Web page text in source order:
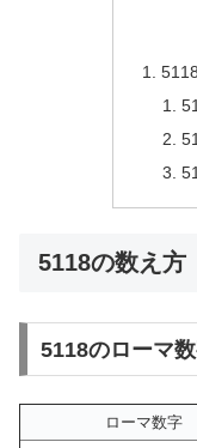
5118の数え方
5118のローマ
ローマ数字